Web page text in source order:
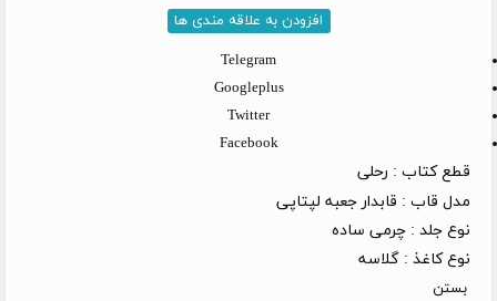
افزودن به علاقه مندی ها
Telegram
Googleplus
Twitter
Facebook
قطع کتاب : رحلی
مدل قاب : قابدار جعبه لپتاپی
نوع جلد : چرمی ساده
نوع کاغذ : گلاسه
بستن